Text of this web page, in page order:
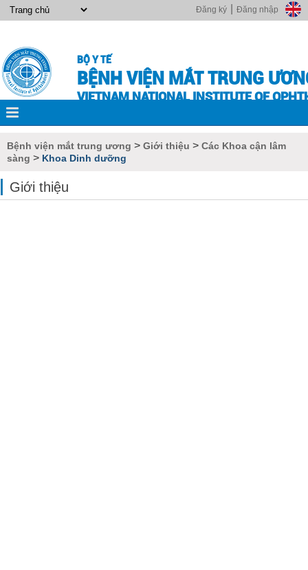
Đăng nhập
Đăng ký
BỘ Y TẾ
BỆNH VIỆN MẮT TRUNG
VIETNAM NATIONAL INSTITUTE OF
Bệnh viện mắt trung ương > Giới thiệu > Các Khoa cận lâm
sàng > Khoa Dinh dưỡng
Giới thiệu